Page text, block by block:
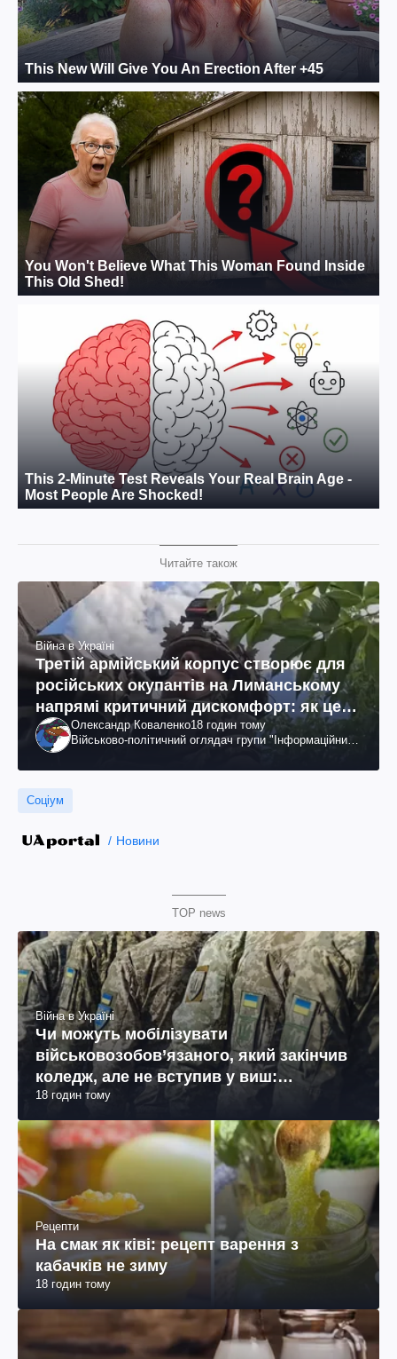
Читайте також
Війна в Україні
Третій армійський корпус створює для
російських окупантів на Лиманському
напрямі критичний дискомфорт: як це
вдалосяОлександр Коваленко18 годин тому
Військово-політичний оглядач групи "Інформаційний
Соціум
Новини
TOP news
Війна в Україні
Чи можуть мобілізувати
військовозобов’язаного, який закінчив
коледж, але не вступив у виш:
пояснення юриста
18 годин тому
Рецепти
На смак як ківі: рецепт варення з
кабачків не зиму
18 годин тому